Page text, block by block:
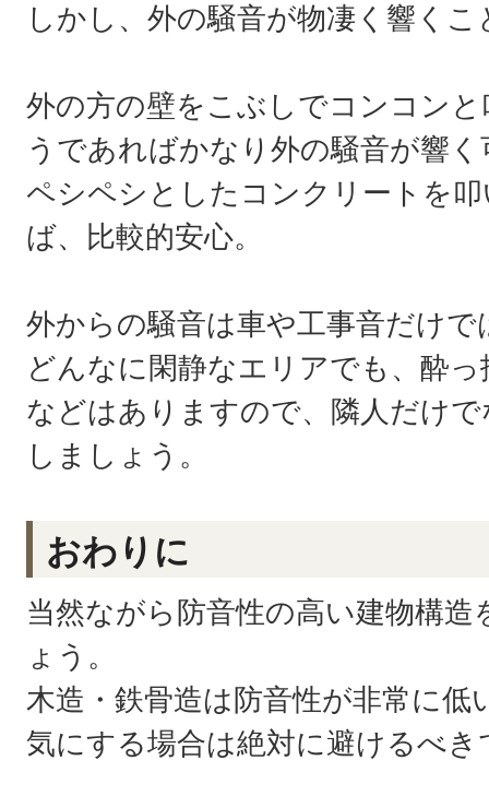
しかし、外の騒音が物凄く響く
外の方の壁をこぶしでコンコン
うであればかなり外の騒音が響
ペシペシとしたコンクリートを
ば、比較的安心。
外からの騒音は車や工事音だけ
どんなに閑静なエリアでも、酔
などはありますので、隣人だけ
しましょう。
おわりに
当然ながら防音性の高い建物構
ょう。
木造・鉄骨造は防音性が非常に低
気にする場合は絶対に避けるべき